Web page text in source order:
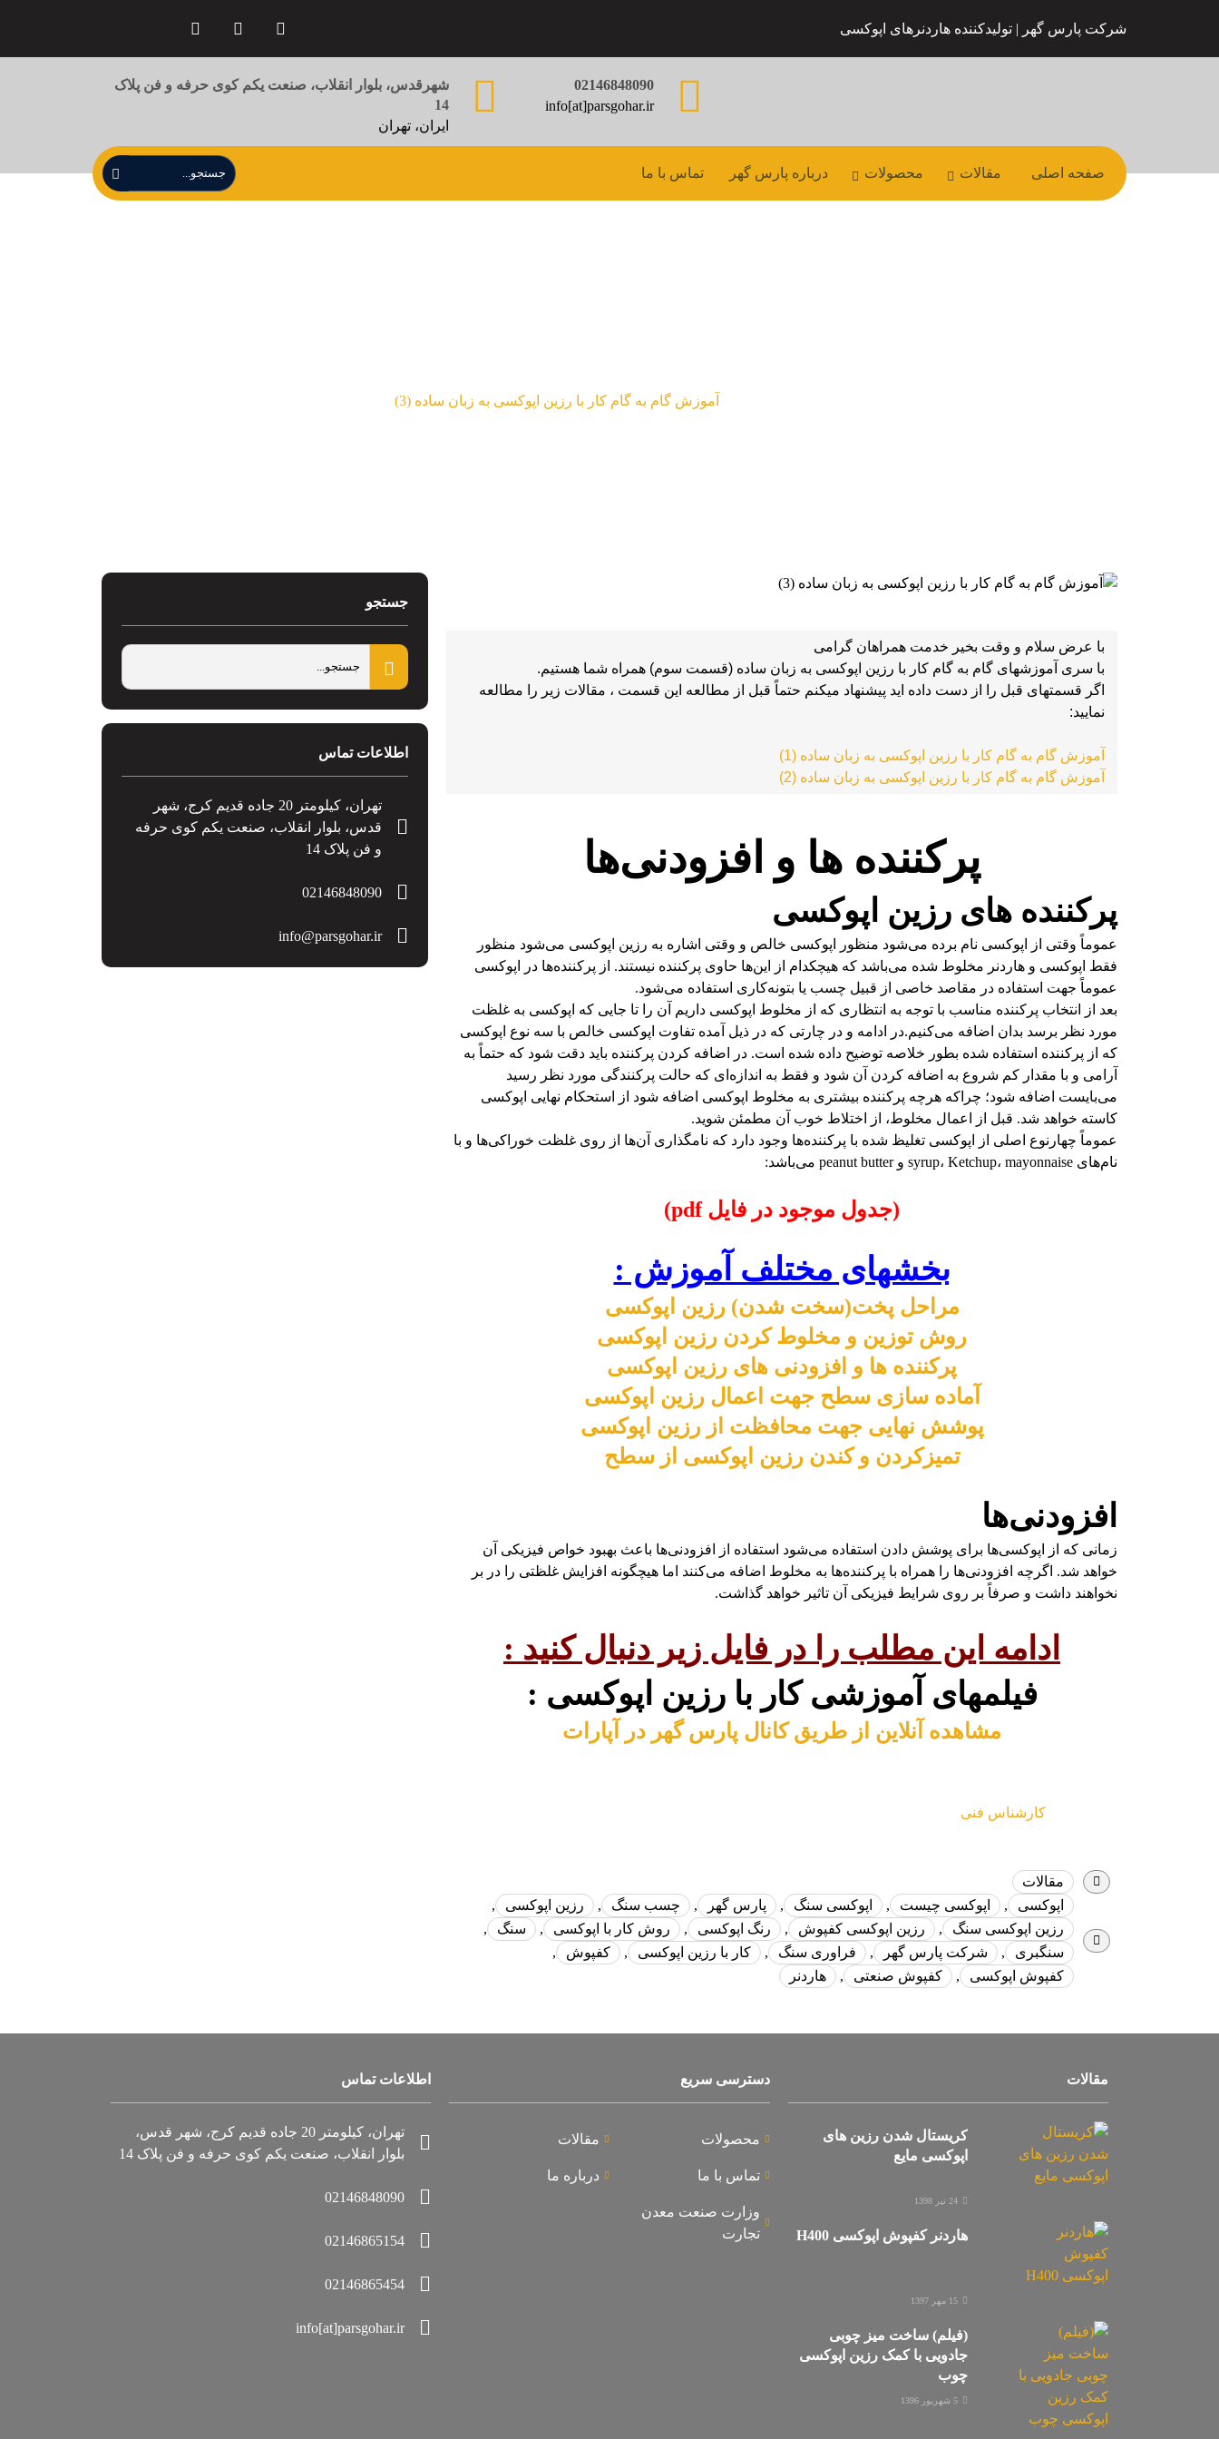
شرکت پارس گهر | تولیدکننده هاردنرهای اپوکسی
02146848090
info[at]parsgohar.ir
شهرقدس، بلوار انقلاب، صنعت یکم کوی حرفه و فن پلاک
14
ایران، تهران
صفحه اصلی مقالات محصولات درباره پارس گهر تماس با ما
آموزش گام به گام کار با رزین اپوکسی به زبان ساده (3)
آموزش گام به گام کار با رزین اپوکسی به زبان ساده (1)
آموزش گام به گام کار با رزین اپوکسی به زبان ساده (2)
پرکننده ها و افزودنی‌ها
پرکننده های رزین اپوکسی
عموماً وقتی از اپوکسی نام برده می‌شود منظور اپوکسی خالص و وقتی اشاره به رزین اپوکسی می‌شود منظور
فقط اپوکسی و هاردنر مخلوط شده می‌باشد که هیچکدام از این‌ها حاوی پرکننده نیستند. از پرکننده‌ها در اپوکسی
عموماً جهت استفاده در مقاصد خاصی از قبیل چسب یا بتونه‌کاری استفاده می‌شود.
بعد از انتخاب پرکننده مناسب با توجه به انتظاری که از مخلوط اپوکسی داریم آن را تا جایی که اپوکسی به غلظت
مورد نظر برسد بدان اضافه می‌کنیم.در ادامه و در چارتی که در ذیل آمده تفاوت اپوکسی خالص با سه نوع اپوکسی
که از پرکننده استفاده شده بطور خلاصه توضیح داده شده است. در اضافه کردن پرکننده باید دقت شود که حتماً به
آرامی و با مقدار کم شروع به اضافه کردن آن شود و فقط به اندازه‌ای که حالت پرکنندگی مورد نظر رسید
می‌بایست اضافه شود؛ چراکه هرچه پرکننده بیشتری به مخلوط اپوکسی اضافه شود از استحکام نهایی اپوکسی
کاسته خواهد شد. قبل از اعمال مخلوط، از اختلاط خوب آن مطمئن شوید.
عموماً چهارنوع اصلی از اپوکسی تغلیظ شده با پرکننده‌ها وجود دارد که نامگذاری آن‌ها از روی غلظت خوراکی‌ها و با
نام‌های syrup، Ketchup، mayonnaise و peanut butter می‌باشد:
(جدول موجود در فایل pdf)
بخشهای مختلف آموزش :
مراحل پخت(سخت شدن) رزین اپوکسی
روش توزین و مخلوط کردن رزین اپوکسی
پرکننده ها و افزودنی های رزین اپوکسی
آماده سازی سطح جهت اعمال رزین اپوکسی
پوشش نهایی جهت محافظت از رزین اپوکسی
تمیزکردن و کندن رزین اپوکسی از سطح
افزودنی‌ها
زمانی که از اپوکسی‌ها برای پوشش دادن استفاده می‌شود استفاده از افزودنی‌ها باعث بهبود خواص فیزیکی آن
خواهد شد. اگرچه افزودنی‌ها را همراه با پرکننده‌ها به مخلوط اضافه می‌کنند اما هیچگونه افزایش غلظتی را در بر
نخواهند داشت و صرفاً بر روی شرایط فیزیکی آن تاثیر خواهد گذاشت.
ادامه این مطلب را در فایل زیر دنبال کنید :
فیلمهای آموزشی کار با رزین اپوکسی :
مشاهده آنلاین از طریق کانال پارس گهر در آپارات
کارشناس فنی
مقالات
اپوکسی
, اپوکسی چیست , اپوکسی سنگ , پارس گهر , چسب سنگ , رزین اپوکسی
,
رزین اپوکسی سنگ
, رزین اپوکسی کفپوش , رنگ اپوکسی , روش کار با اپوکسی , سنگ
,
سنگبری
, شرکت پارس گهر , فراوری سنگ , کار با رزین اپوکسی , کفپوش
,
کفپوش اپوکسی
, کفپوش صنعتی , هاردنر
جستجو
اطلاعات تماس
تهران، کیلومتر 20 جاده قدیم کرج، شهر
قدس، بلوار انقلاب، صنعت یکم کوی حرفه
و فن پلاک 14
02146848090
info@parsgohar.ir
مقالات
کریستال شدن رزین های
اپوکسی مایع
24 تیر 1398
هاردنر کفپوش اپوکسی H400
15 مهر 1397
(فیلم) ساخت میز چوبی
جادویی با کمک رزین اپوکسی
چوب
5 شهریور 1396
دسترسی سریع
محصولات مقالات
تماس با ما درباره ما
وزارت صنعت معدن
تجارت
اطلاعات تماس
تهران، کیلومتر 20 جاده قدیم کرج، شهر قدس،
بلوار انقلاب، صنعت یکم کوی حرفه و فن پلاک 14
02146848090
02146865154
02146865454
info[at]parsgohar.ir